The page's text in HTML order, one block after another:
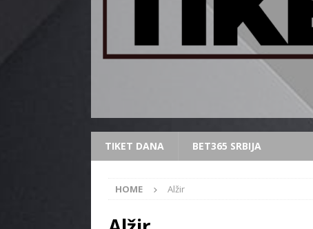
TIKET DANA BET365 SRBIJA
HOME Alžir